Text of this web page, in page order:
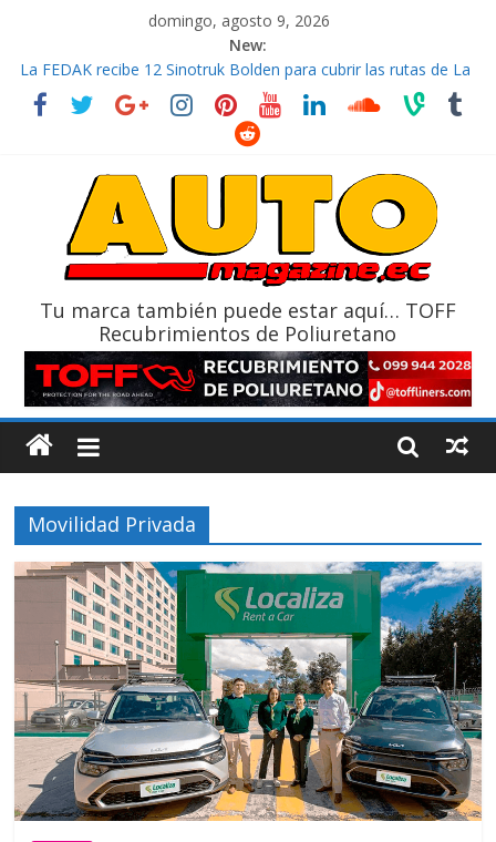
domingo, agosto 9, 2026
New:
La FEDAK recibe 12 Sinotruk Bolden para cubrir las rutas de La
Vuelta
El costo de tener un vehículo gana protagonismo a la hora de
¿Qué puede pasar con tu vehículo si permanece varios días sin
La Vuelta al Ecuador 2026, edición 47ª, recorre 7 provincias en 8
Tu marca también puede estar aquí… TOFF
Recubrimientos de Poliuretano
Movilidad Privada